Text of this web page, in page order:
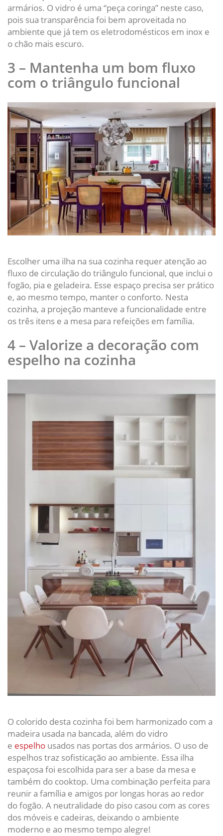
armários. O vidro é uma “peça coringa” neste caso,
pois sua transparência foi bem aproveitada no
ambiente que já tem os eletrodomésticos em inox e
o chão mais escuro.
3 – Mantenha um bom fluxo
com o triângulo funcional
Escolher uma ilha na sua cozinha requer atenção ao
fluxo de circulação do triângulo funcional, que inclui o
fogão, pia e geladeira. Esse espaço precisa ser prático
e, ao mesmo tempo, manter o conforto. Nesta
cozinha, a projeção manteve a funcionalidade entre
os três itens e a mesa para refeições em família.
4 – Valorize a decoração com
espelho na cozinha
O colorido desta cozinha foi bem harmonizado com a
madeira usada na bancada, além do vidro
e espelho usados nas portas dos armários. O uso de
espelhos traz sofisticação ao ambiente. Essa ilha
espaçosa foi escolhida para ser a base da mesa e
também do cooktop. Uma combinação perfeita para
reunir a família e amigos por longas horas ao redor
do fogão. A neutralidade do piso casou com as cores
dos móveis e cadeiras, deixando o ambiente
moderno e ao mesmo tempo alegre!